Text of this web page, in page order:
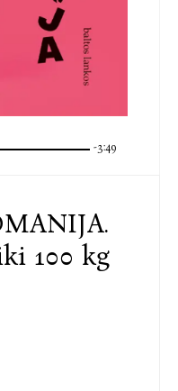
-3:49
100 kg